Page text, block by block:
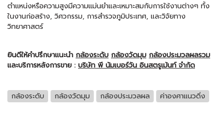
ตำแหน่งหรือความสูงมีความแม่นยำและเหมาะสมกับการใช้งานต่างๆ ทั้ง
ในงานก่อสร้าง, วิศวกรรม, การสำรวจภูมิประเทศ, และวิจัยทาง
วิทยาศาสตร์
ยินดีให้คำปรึกษาแนะนำ กล้องระดับ กล้องวัดมุม กล้องประมวลผลรวม
และบริการหลังการขาย : บริษัท พี นัมเบอร์วัน อินสตรูเม้นท์ จำกัด
กล้องระดับ กล้องวัดมุม กล้องประมวลผล ค่าองศาแนวดิ่ง